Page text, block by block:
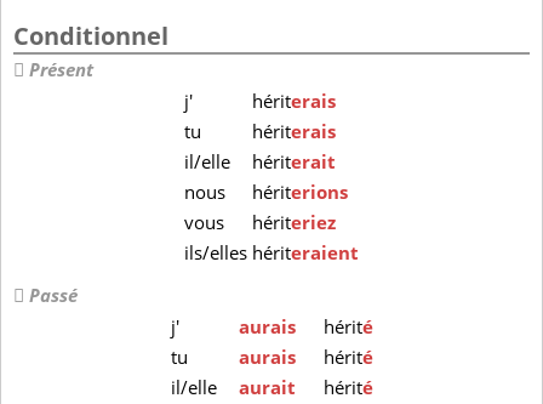
Conditionnel
Présent
j'
hériterais
tu
hériterais
il/elle
hériterait
nous
hériterions
vous
hériteriez
ils/elles hériteraient
Passé
j'
aurais hérité
tu
aurais hérité
il/elle
aurait hérité